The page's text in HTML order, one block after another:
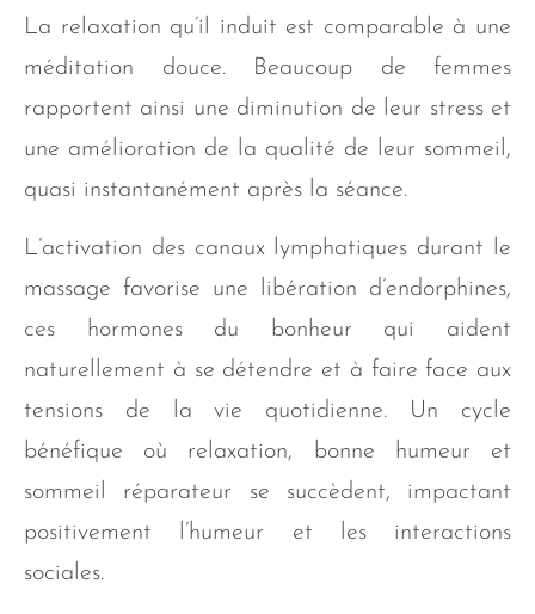
La relaxation qu’il induit est comparable à une
méditation douce. Beaucoup de femmes
rapportent ainsi une diminution de leur stress et
une amélioration de la qualité de leur sommeil,
quasi instantanément après la séance.
L’activation des canaux lymphatiques durant le
massage favorise une libération d’endorphines,
ces hormones du bonheur qui aident
naturellement à se détendre et à faire face aux
tensions de la vie quotidienne. Un cycle
bénéfique où relaxation, bonne humeur et
sommeil réparateur se succèdent, impactant
positivement l’humeur et les interactions
sociales.